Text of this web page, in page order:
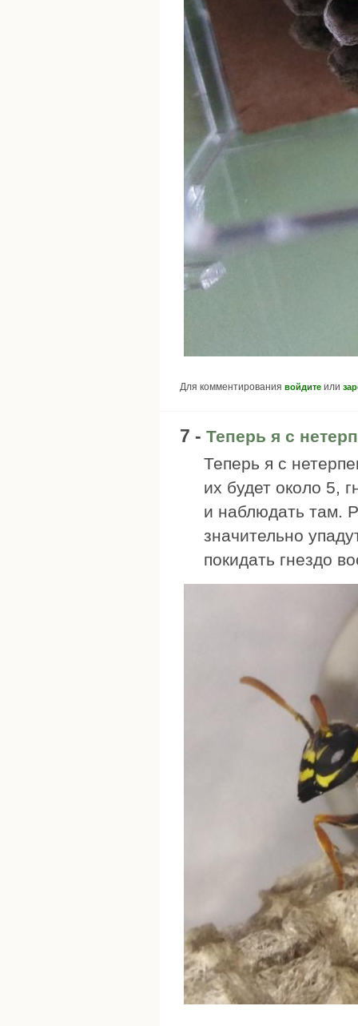
Для комментирования войдите или
7 - Теперь я с
Теперь я с
их будет около 5,
и наблюдать там.
значительно
покидать гнездо